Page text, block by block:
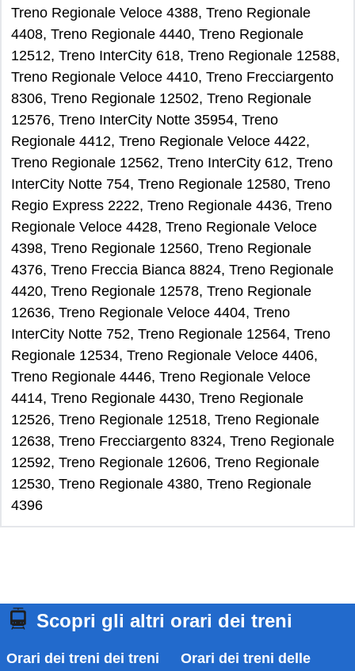
Treno Regionale Veloce 4388, Treno Regionale
4408, Treno Regionale 4440, Treno Regionale
12512, Treno InterCity 618, Treno Regionale 12588,
Treno Regionale Veloce 4410, Treno Frecciargento
8306, Treno Regionale 12502, Treno Regionale
12576, Treno InterCity Notte 35954, Treno
Regionale 4412, Treno Regionale Veloce 4422,
Treno Regionale 12562, Treno InterCity 612, Treno
InterCity Notte 754, Treno Regionale 12580, Treno
Regio Express 2222, Treno Regionale 4436, Treno
Regionale Veloce 4428, Treno Regionale Veloce
4398, Treno Regionale 12560, Treno Regionale
4376, Treno Freccia Bianca 8824, Treno Regionale
4420, Treno Regionale 12578, Treno Regionale
12636, Treno Regionale Veloce 4404, Treno
InterCity Notte 752, Treno Regionale 12564, Treno
Regionale 12534, Treno Regionale Veloce 4406,
Treno Regionale 4446, Treno Regionale Veloce
4414, Treno Regionale 4430, Treno Regionale
12526, Treno Regionale 12518, Treno Regionale
12638, Treno Frecciargento 8324, Treno Regionale
12592, Treno Regionale 12606, Treno Regionale
12530, Treno Regionale 4380, Treno Regionale
4396
Scopri gli altri orari dei treni
Orari dei treni dei treni
Orari dei treni delle